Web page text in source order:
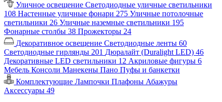
Уличное освещение Светодиодные уличные светильники
108 Настенные уличные фонари 275 Уличные потолочные
светильники 26 Уличные наземные светильники 195
Фонарные столбы 38 Прожекторы 24
Декоративное освещение Светодиодные ленты 60
Светодиодные гирлянды 201 Дюралайт (Duralight LED) 46
Декоративные LED светильники 12 Акриловые фигуры 6
Мебель Консоли Манекены Пано Пуфы и банкетки
Комплектующие Лампочки Плафоны Абажуры
Аксессуары 49